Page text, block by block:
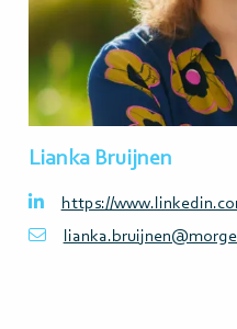
Lianka Bruijnen
https://